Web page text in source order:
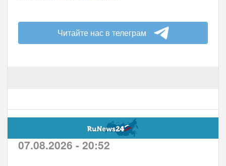
Читайте нас в телеграм
07.08.2026 - 20:52